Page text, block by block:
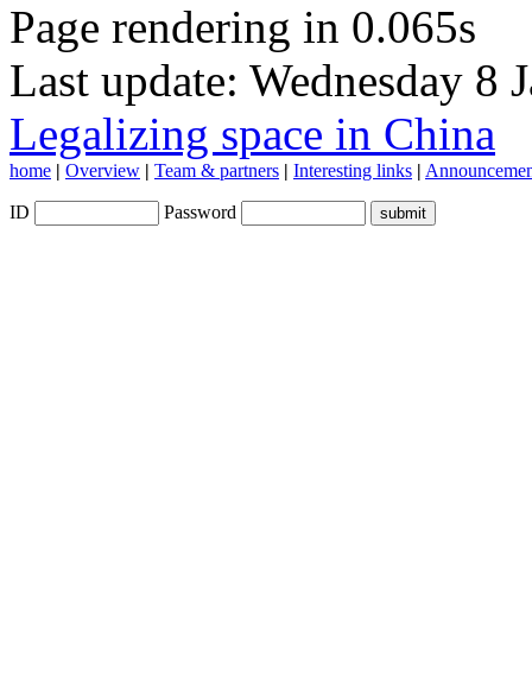
Page rendering in 0.065s
Last update: Wednesday 8
Legalizing space in China
home | Overview | Team & partners | Interesting links |
ID Password